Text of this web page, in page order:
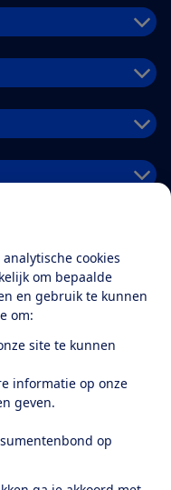
cookies
om bepaalde
en gebruik te kunnen
om:
site te kunnen
informatie op onze
geven.
op
YoutubeLinkedIn